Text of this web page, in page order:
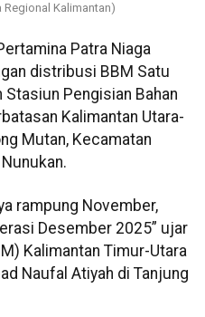
Regional Kalimantan)
Patra Niaga
distribusi BBM Satu
Pengisian Bahan
Kalimantan Utara-
Mutan, Kecamatan
rampung November,
Desember 2025” ujar
Kalimantan Timur-Utara
Naufal Atiyah di Tanjung